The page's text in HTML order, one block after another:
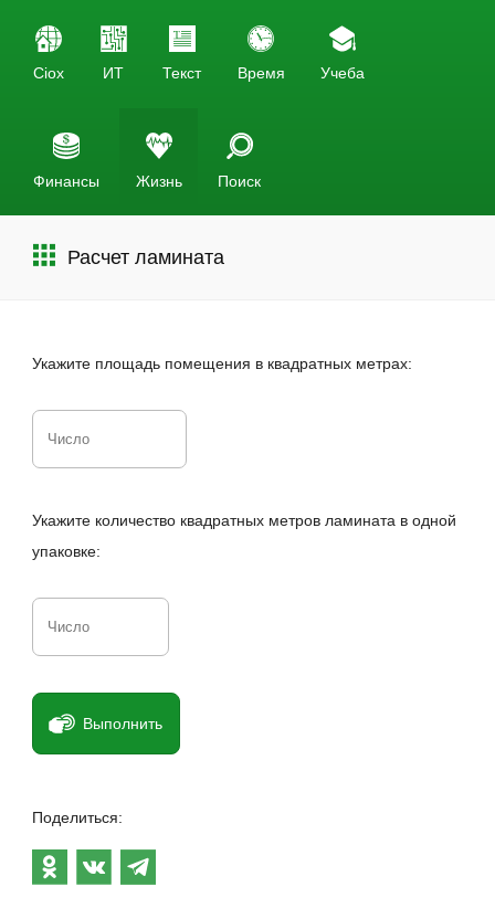
Ciox ИТ Текст Время Учеба
Финансы Жизнь Поиск
Расчет ламината
Укажите площадь помещения в квадратных метрах:
Укажите количество квадратных метров ламината в одной
упаковке:
Выполнить
Поделиться: